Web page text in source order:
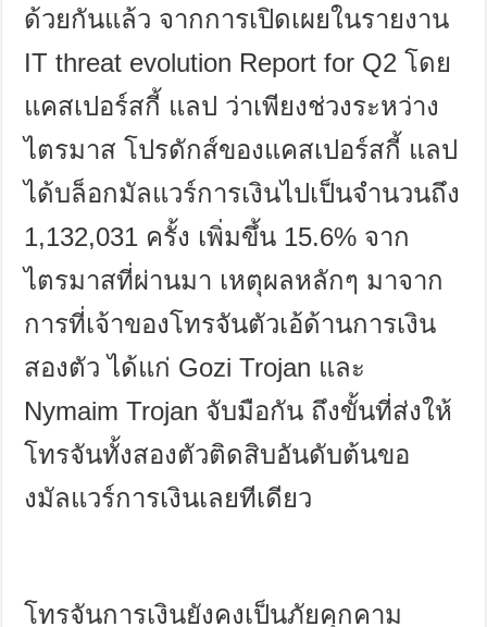
ด้วยกันแล้ว จากการเปิดเผยในรายงาน
IT threat evolution Report for Q2โดย
แคสเปอร์สกี้ แลป ว่าเพียงช่วงระหว่าง
ไตรมาส โปรดักส์ของแคสเปอร์สกี้ แลป
ได้บล็อกมัลแวร์การเงินไปเป็นจำนวนถึง
1,132,031 ครั้ง เพิ่มขึ้น 15.6% จาก
ไตรมาสที่ผ่านมา เหตุผลหลักๆ มาจาก
การที่เจ้าของโทรจันตัวเอ้ด้านการเงิน
สองตัว ได้แก่ Gozi Trojan และ
Nymaim Trojan จับมือกัน ถึงขั้นที่ส่งให้
โทรจันทั้งสองตัวติดสิบอันดับต้นขอ
งมัลแวร์การเงินเลยทีเดียว
โทรจันการเงินยังคงเป็นภัยคุกคาม